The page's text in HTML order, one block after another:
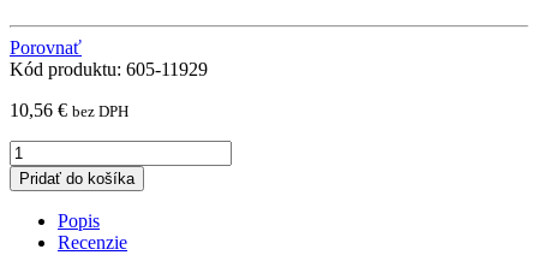
Porovnať
Kód produktu: 605-11929
10,56 € bez DPH
Farbička
STABILO
Trio,
hrubé
farbičky
Pridať do košíka
Popis
Recenzie